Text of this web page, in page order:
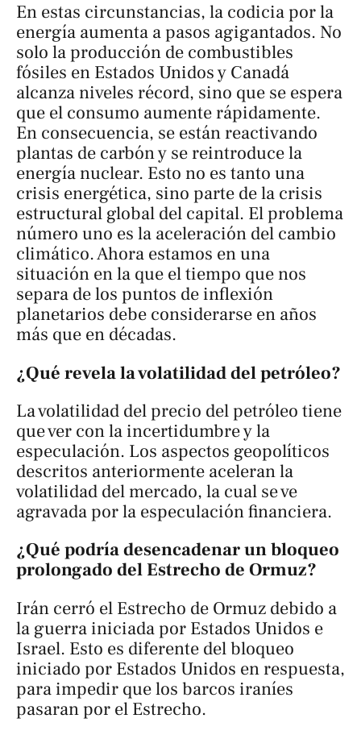
En estas circunstancias, la codicia por la
energía aumenta a pasos agigantados. No
solo la producción de combustibles
fósiles en Estados Unidos y Canadá
alcanza niveles récord, sino que se espera
que el consumo aumente rápidamente.
En consecuencia, se están reactivando
plantas de carbón y se reintroduce la
energía nuclear. Esto no es tanto una
crisis energética, sino parte de la crisis
estructural global del capital. El problema
número uno es la aceleración del cambio
climático. Ahora estamos en una
situación en la que el tiempo que nos
separa de los puntos de inflexión
planetarios debe considerarse en años
más que en décadas.
¿Qué revela la volatilidad del petróleo?
La volatilidad del precio del petróleo tiene
que ver con la incertidumbre y la
especulación. Los aspectos geopolíticos
descritos anteriormente aceleran la
volatilidad del mercado, la cual se ve
agravada por la especulación financiera.
¿Qué podría desencadenar un bloqueo
prolongado del Estrecho de Ormuz?
Irán cerró el Estrecho de Ormuz debido a
la guerra iniciada por Estados Unidos e
Israel. Esto es diferente del bloqueo
iniciado por Estados Unidos en respuesta,
para impedir que los barcos iraníes
pasaran por el Estrecho.